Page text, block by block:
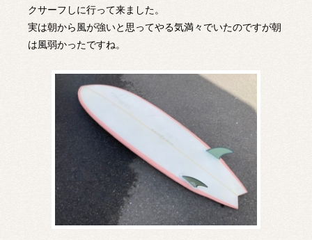
クサーフしに行って来ました。
実は朝から風が強いと思ってやる気満々でいたのですが朝
は風弱かったですね。